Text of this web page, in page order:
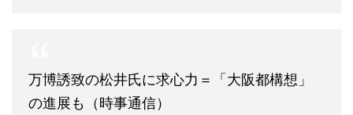
万博誘致の松井氏に求心力＝「大阪都構想」
の進展も（時事通信）